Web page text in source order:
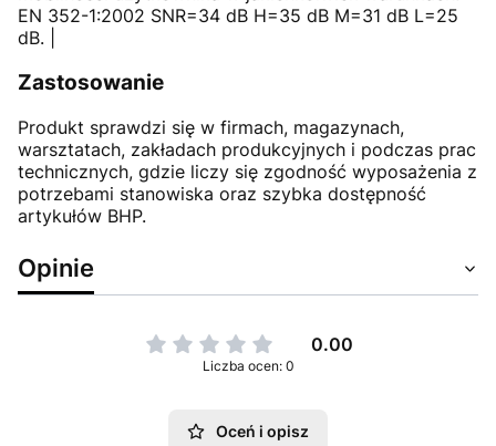
EN 352-1:2002 SNR=34 dB H=35 dB M=31 dB L=25
dB. |
Zastosowanie
Produkt sprawdzi się w firmach, magazynach,
warsztatach, zakładach produkcyjnych i podczas prac
technicznych, gdzie liczy się zgodność wyposażenia z
potrzebami stanowiska oraz szybka dostępność
artykułów BHP.
Opinie
0.00
Liczba ocen: 0
Oceń i opisz